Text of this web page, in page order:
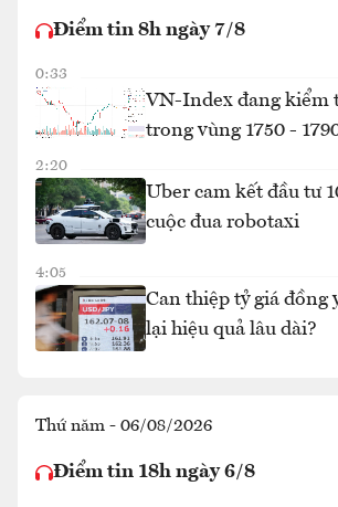
Điểm tin 8h ngày 7/8
0:33
VN-Index đang kiểm
trong vùng 1750 -
2:20
Uber cam kết đầu tư
cuộc đua robotaxi
4:05
Can thiệp tỷ giá đồng
lại hiệu quả lâu dài?
Thứ năm - 06/08/2026
Điểm tin 18h ngày 6/8